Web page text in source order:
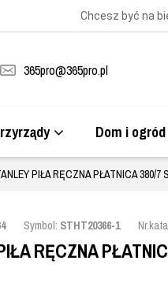
Chcesz być na
365pro@365pro.pl
Dom i ogród
PIŁA RĘCZNA PŁATNICA 380/7
Symbol: STHT20366-1
RĘCZNA